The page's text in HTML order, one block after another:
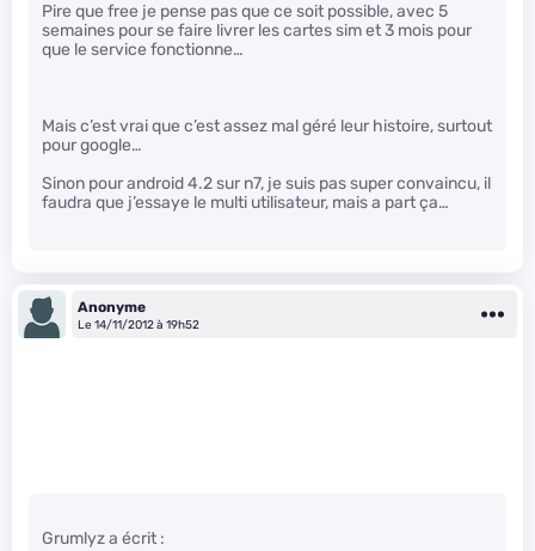
Pire que free je pense pas que ce soit possible, avec 5
semaines pour se faire livrer les cartes sim et 3 mois pour
que le service fonctionne…
Mais c’est vrai que c’est assez mal géré leur histoire, surtout
pour google…
Sinon pour android 4.2 sur n7, je suis pas super convaincu, il
faudra que j’essaye le multi utilisateur, mais a part ça…
Anonyme
Le 14/11/2012 à 19h52
Grumlyz a écrit :